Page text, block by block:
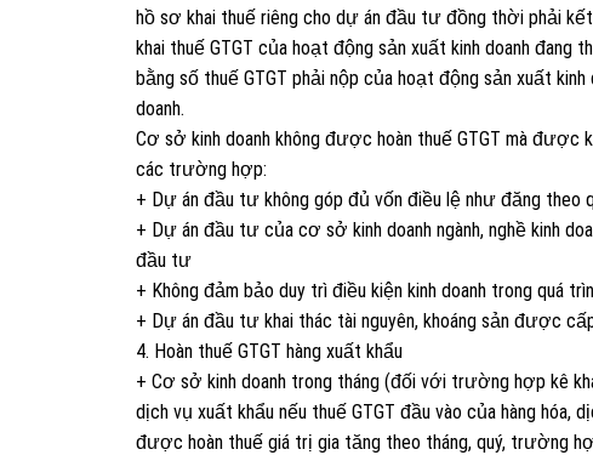
hồ sơ khai thuế riêng cho dự án đầu tư đồng thời phải
khai thuế GTGT của hoạt động sản xuất kinh doanh
bằng số thuế GTGT phải nộp của hoạt động sản xuất
doanh.
Cơ sở kinh doanh không được hoàn thuế GTGT mà
các trường hợp:
+ Dự án đầu tư không góp đủ vốn điều lệ như đăng theo
+ Dự án đầu tư của cơ sở kinh doanh ngành, nghề kinh
đầu tư
+ Không đảm bảo duy trì điều kiện kinh doanh trong quá
+ Dự án đầu tư khai thác tài nguyên, khoáng sản được
4. Hoàn thuế GTGT hàng xuất khẩu
+ Cơ sở kinh doanh trong tháng (đối với trường hợp kê
dịch vụ xuất khẩu nếu thuế GTGT đầu vào của hàng
được hoàn thuế giá trị gia tăng theo tháng, quý, trường